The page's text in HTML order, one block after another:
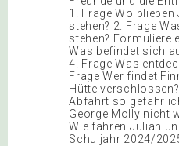
1. Frage Wo
stehen? 2. Frage
stehen? Formuliere
Was befindet sich
4. Frage Was
Frage Wer findet
Hütte
Abfahrt so
George Molly nicht
Wie fahren Julian
Schuljahr 2024/